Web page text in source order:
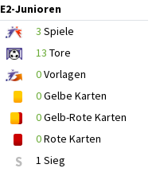
E2-Junioren
3 Spiele
13 Tore
0Vorlagen
0Gelbe Karten
0Gelb-Rote Karten
0Rote Karten
S 1 Sieg